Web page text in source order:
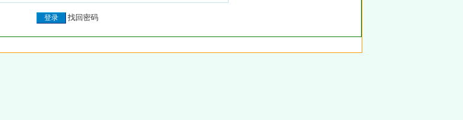
找回密码